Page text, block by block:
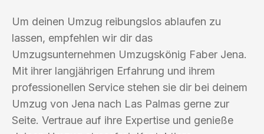
Um deinen Umzug reibungslos ablaufen zu
lassen, empfehlen wir dir das
Umzugsunternehmen Umzugskönig Faber Jena.
Mit ihrer langjährigen Erfahrung und ihrem
professionellen Service stehen sie dir bei deinem
Umzug von Jena nach Las Palmas gerne zur
Seite. Vertraue auf ihre Expertise und genieße